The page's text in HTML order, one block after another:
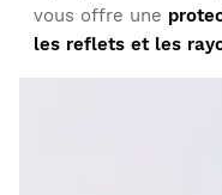
Client vérifié
Adrian Cerezo
vous offre une
les reflets et les